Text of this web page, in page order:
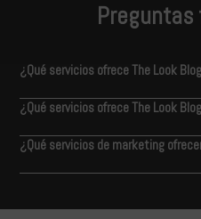
¿Qué servicios ofrece The Look
¿Qué servicios ofrece The Look
¿Qué servicios de marketing